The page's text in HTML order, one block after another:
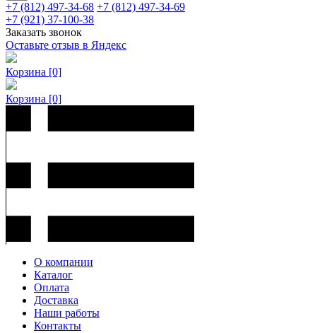
+7 (812) 497-34-68 +7 (812) 497-34-69
+7 (921) 37-100-38
Заказать звонок
Оставьте отзыв в Яндекс
Корзина [0]
Корзина [0]
О компании
Каталог
Оплата
Доставка
Наши работы
Контакты